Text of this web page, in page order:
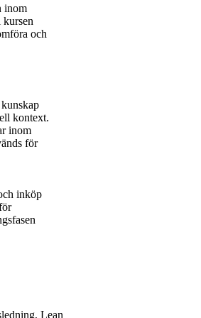
inom
kursen
och
kontext.
inom
för
inköp
Lean